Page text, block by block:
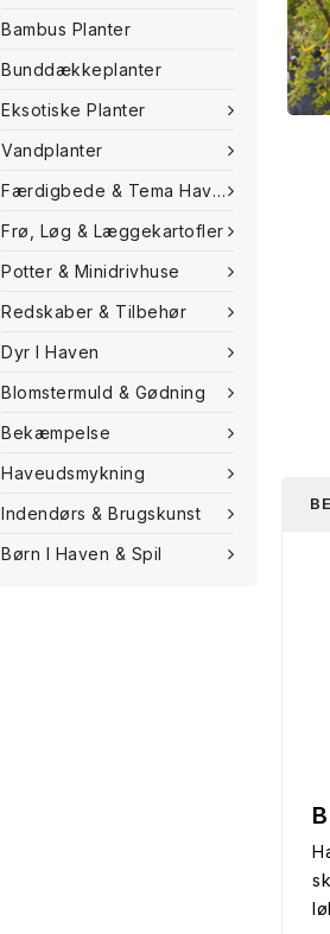
Bambus Planter
Bunddækkeplanter
Eksotiske Planter
Vandplanter
Færdigbede & Tema Haven
Frø, Løg & Læggekartofler
Potter & Minidrivhuse
Redskaber & Tilbehør
Dyr I Haven
Blomstermuld & Gødning
Bekæmpelse
Haveudsmykning
Indendørs & Brugskunst
Børn I Haven & Spil